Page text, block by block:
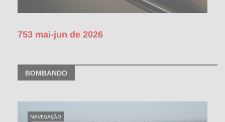
753 mai-jun de 2026
BOMBANDO
NAVEGAÇÃO